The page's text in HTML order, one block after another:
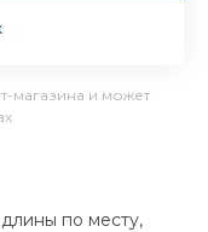
магазина и может
по месту,